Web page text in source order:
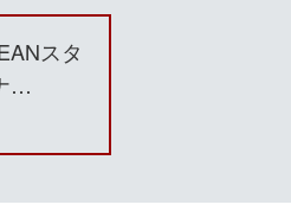
スタ
…